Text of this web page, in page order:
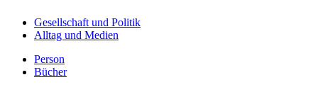
Gesellschaft und Politik
Alltag und Medien
Person
Bücher